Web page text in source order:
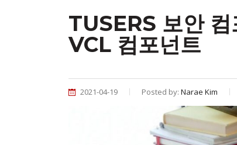
TUSERS 보안
VCL 컴포넌트
2021-04-19 Posted by: Narae Kim